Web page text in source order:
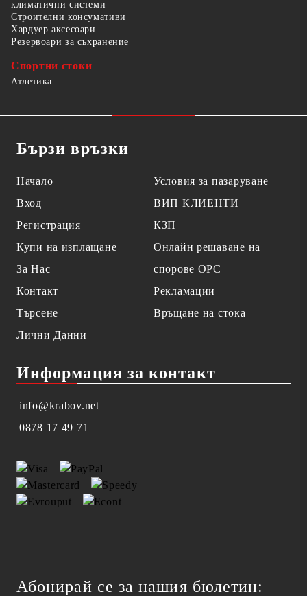
климатични системи
Строителни консумативи
Хардуер аксесоари
Резервоари за съхранение
Спортни стоки
Атлетика
Бързи връзки
Начало
Вход
Регистрация
Купи на изплащане
За Нас
Контакт
Търсене
Лични Данни
Условия за пазаруване
ВИП КЛИЕНТИ
КЗП
Онлайн решаване на
спорове OPC
Рекламации
Връщане на стока
Информация за контакт
info@krabov.net
0878 17 49 71
Абонирай се за нашия бюлетин: